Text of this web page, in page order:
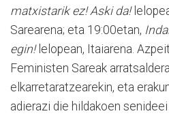
matxistarik ez! Aski da!
Sarearena; eta 19:00etan,
egin!lelopean, Itaiarena.
Feministen Sareak
elkarretaratzearekin, eta
adierazi die hildakoen